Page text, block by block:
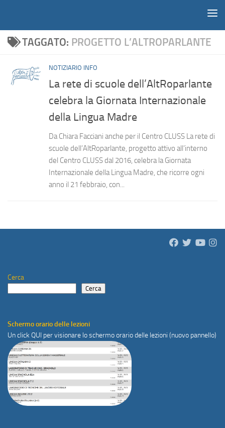
TAGGATO: PROGETTO L’ALTROPARLANTE
NOTIZIARIO INFO
La rete di scuole dell’AltRoparlante
celebra la Giornata Internazionale
della Lingua Madre
Da Chiara Facciani anche per il Centro CLUSS La rete di
scuole dell’AltRoparlante, progetto attivo all’interno
del Centro CLUSS dal 2016, celebra la Giornata
Internazionale della Lingua Madre, che ricorre ogni
anno il 21 febbraio, con...
Cerca
Cerca
Schermo orario delle lezioni
Un click QUI per visionare lo schermo orario delle lezioni (nuovo pannello)